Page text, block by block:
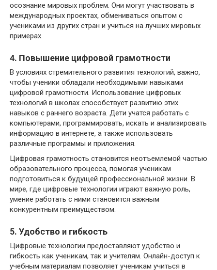
осознание мировых проблем. Они могут участвовать в
международных проектах, обмениваться опытом с
учениками из других стран и учиться на лучших мировых
примерах.
4. Повышение цифровой грамотности
В условиях стремительного развития технологий, важно,
чтобы ученики обладали необходимыми навыками
цифровой грамотности. Использование цифровых
технологий в школах способствует развитию этих
навыков с раннего возраста. Дети учатся работать с
компьютерами, программировать, искать и анализировать
информацию в интернете, а также использовать
различные программы и приложения.
Цифровая грамотность становится неотъемлемой частью
образовательного процесса, помогая ученикам
подготовиться к будущей профессиональной жизни. В
мире, где цифровые технологии играют важную роль,
умение работать с ними становится важным
конкурентным преимуществом.
5. Удобство и гибкость
Цифровые технологии предоставляют удобство и
гибкость как ученикам, так и учителям. Онлайн-доступ к
учебным материалам позволяет ученикам учиться в